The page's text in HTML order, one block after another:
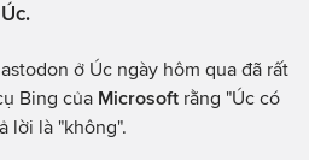
ở Úc ngày hôm qua đã rất
Bing của Microsoft rằng "Úc có
lời là "không".